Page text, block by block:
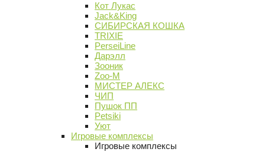
Кот Лукас
Jack&King
СИБИРСКАЯ КОШКА
TRIXIE
PerseiLine
Дарэлл
Зооник
Zoo-M
МИСТЕР АЛЕКС
ЧИП
Пушок ПП
Petsiki
Уют
Игровые комплексы
Игровые комплексы